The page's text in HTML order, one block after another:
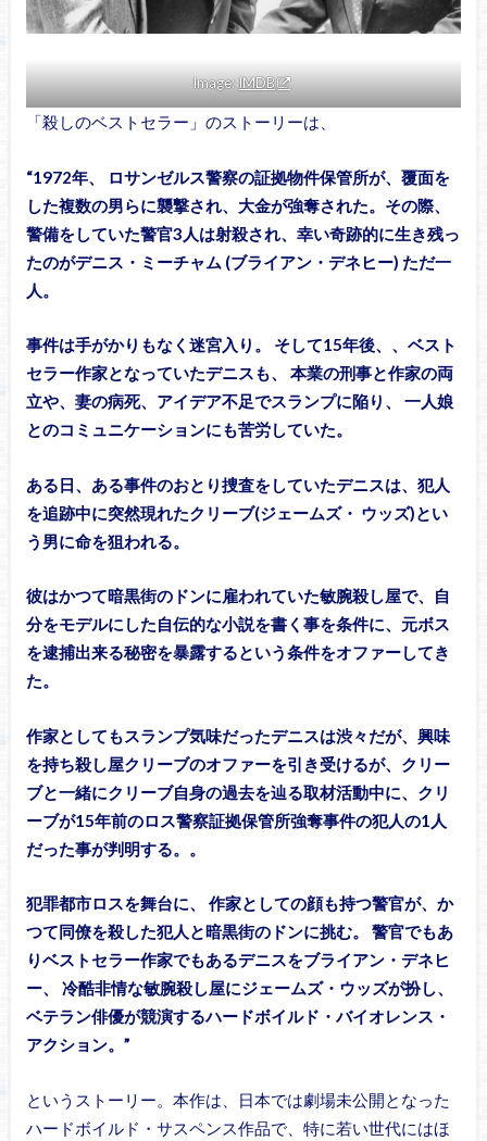
Image:IMDB
「殺しのベストセラー」のストーリーは、
“1972年、 ロサンゼルス警察の証拠物件保管所が、覆面を
した複数の男らに襲撃され、大金が強奪された。その際、
警備をしていた警官3人は射殺され、幸い奇跡的に生き残っ
たのがデニス・ミーチャム (ブライアン・デネヒー) ただ一
人。
事件は手がかりもなく迷宮入り。 そして15年後、、ベスト
セラー作家となっていたデニスも、 本業の刑事と作家の両
立や、妻の病死、アイデア不足でスランプに陥り、 一人娘
とのコミュニケーションにも苦労していた。
ある日、ある事件のおとり捜査をしていたデニスは、犯人
を追跡中に突然現れたクリーブ(ジェームズ・ ウッズ)とい
う男に命を狙われる。
彼はかつて暗黒街のドンに雇われていた敏腕殺し屋で、自
分をモデルにした自伝的な小説を書く事を条件に、元ボス
を逮捕出来る秘密を暴露するという条件をオファーしてき
た。
作家としてもスランプ気味だったデニスは渋々だが、興味
を持ち殺し屋クリーブのオファーを引き受けるが、クリー
ブと一緒にクリーブ自身の過去を辿る取材活動中に、クリ
ーブが15年前のロス警察証拠保管所強奪事件の犯人の1人
だった事が判明する。。
犯罪都市ロスを舞台に、 作家としての顔も持つ警官が、か
つて同僚を殺した犯人と暗黒街のドンに挑む。 警官でもあ
りベストセラー作家でもあるデニスをブライアン・デネヒ
ー、 冷酷非情な敏腕殺し屋にジェームズ・ウッズが扮し、
ベテラン俳優が競演するハードボイルド・バイオレンス・
アクション。”
というストーリー。本作は、日本では劇場未公開となった
ハードボイルド・サスペンス作品で、特に若い世代にはほ